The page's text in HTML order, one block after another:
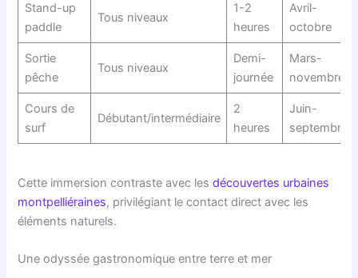
Stand-up
paddle
Tous niveaux
1-2
heures
Avril-
octobre
Sortie
pêche
Tous niveaux
Demi-
journée
Mars-
novembre
Cours de
surf
Débutant/intermédiaire
2
heures
Juin-
septembre
Cette immersion contraste avec lesdécouvertes urbaines
montpelliéraines, privilégiant le contact direct avec les
éléments naturels.
Une odyssée gastronomique entre terre et mer